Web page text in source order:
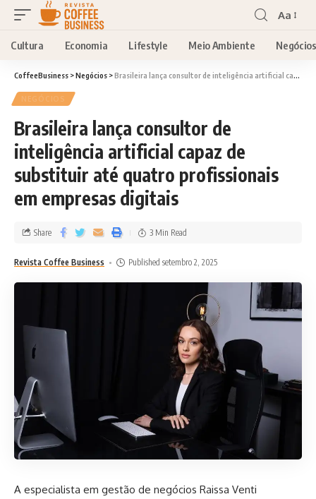
Aa
Cultura Economia Lifestyle Meio Ambiente Negócios
CoffeeBusiness >Negócios >Brasileira lança consultor de inteligência artificial capaz de substituir até quatro profissionais em empresas digitais
NEGÓCIOS
Brasileira lança consultor de
inteligência artificial capaz de
substituir até quatro profissionais
em empresas digitais
Revista Coffee Business Published setembro 2, 2025
Share 3 Min Read
A especialista em gestão de negócios Raissa Venti